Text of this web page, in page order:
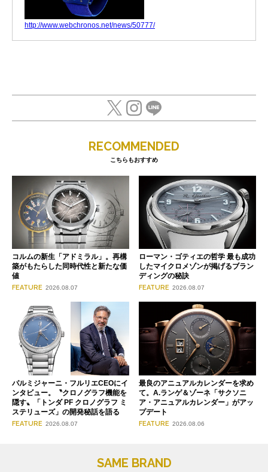
http://www.webchronos.net/news/50777/
RECOMMENDED
こちらもおすすめ
コルムの新生「アドミラル」。再構
築がもたらした同時代性と新たな価
値
FEATURE 2026.08.07
ローマン・ゴティエの哲学 最も成功
したマイクロメゾンが掲げるブラン
ディングの秘訣
FEATURE 2026.08.07
パルミジャーニ・フルリエCEOにイ
ンタビュー。〝クロノグラフ機能を
隠す〟「トンダ PF クロノグラフ ミ
ステリューズ」の開発秘話を語る
FEATURE 2026.08.07
最良のアニュアルカレンダーを求め
て。A.ランゲ＆ゾーネ「サクソニ
ア・アニュアルカレンダー」がアッ
プデート
FEATURE 2026.08.06
SAME BRAND